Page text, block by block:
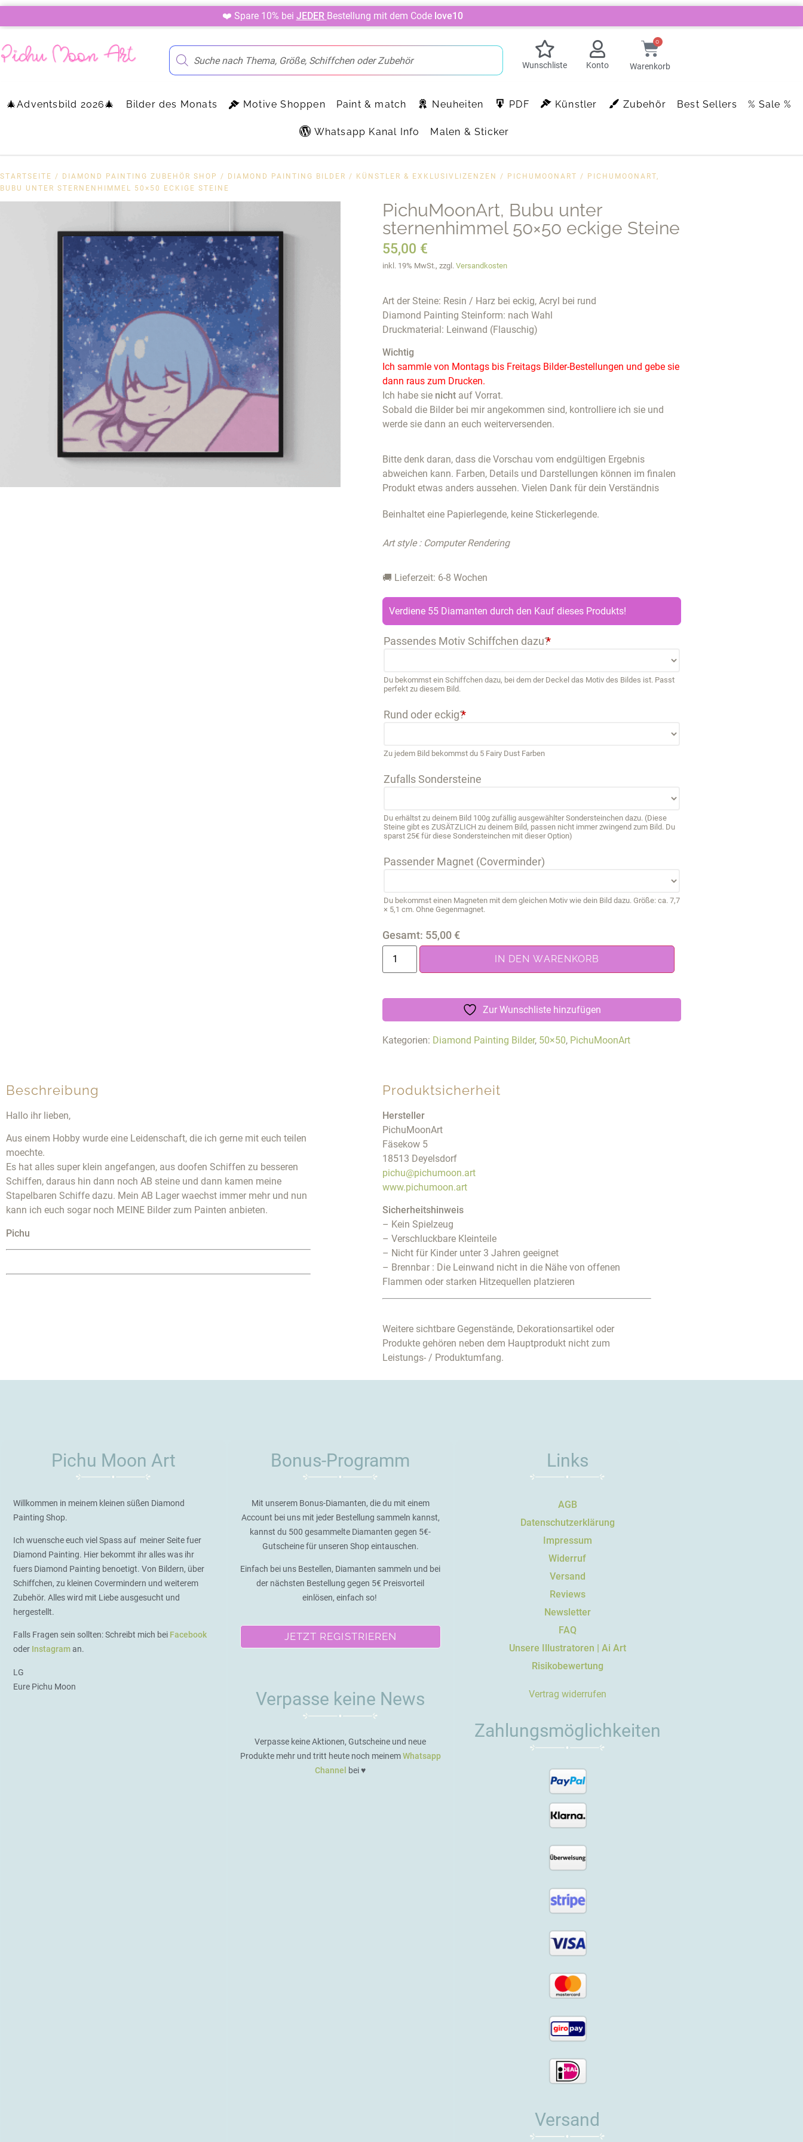
❤️ Spare 10% bei JEDER Bestellung mit dem Code love10
Wunschliste Konto
0
Warenkorb
🎄Adventsbild 2026🎄 Bilder des Monats Motive Shoppen Paint & match Neuheiten PDF Künstler Zubehör Best Sellers % Sale %
Whatsapp Kanal Info Malen & Sticker
STARTSEITE / DIAMOND PAINTING ZUBEHÖR SHOP / DIAMOND PAINTING BILDER / KÜNSTLER & EXKLUSIVLIZENZEN / PICHUMOONART / PICHUMOONART,
BUBU UNTER STERNENHIMMEL 50×50 ECKIGE STEINE
PichuMoonArt, Bubu unter
sternenhimmel 50×50 eckige Steine
55,00 €
inkl. 19% MwSt., zzgl. Versandkosten
Art der Steine: Resin / Harz bei eckig, Acryl bei rund
Diamond Painting Steinform: nach Wahl
Druckmaterial: Leinwand (Flauschig)
Wichtig
Ich sammle von Montags bis Freitags Bilder-Bestellungen und gebe sie
dann raus zum Drucken.
Ich habe sie nicht auf Vorrat.
Sobald die Bilder bei mir angekommen sind, kontrolliere ich sie und
werde sie dann an euch weiterversenden.
Bitte denk daran, dass die Vorschau vom endgültigen Ergebnis
abweichen kann. Farben, Details und Darstellungen können im finalen
Produkt etwas anders aussehen. Vielen Dank für dein Verständnis
Beinhaltet eine Papierlegende, keine Stickerlegende.
Art style : Computer Rendering
🚚 Lieferzeit: 6-8 Wochen
Verdiene 55 Diamanten durch den Kauf dieses Produkts!
Passendes Motiv Schiffchen dazu?*
Du bekommst ein Schiffchen dazu, bei dem der Deckel das Motiv des Bildes ist. Passt
perfekt zu diesem Bild.
Rund oder eckig?*
Zu jedem Bild bekommst du 5 Fairy Dust Farben
Zufalls Sondersteine
Du erhältst zu deinem Bild 100g zufällig ausgewählter Sondersteinchen dazu. (Diese
Steine gibt es ZUSÄTZLICH zu deinem Bild, passen nicht immer zwingend zum Bild. Du
sparst 25€ für diese Sondersteinchen mit dieser Option)
Passender Magnet (Coverminder)
Du bekommst einen Magneten mit dem gleichen Motiv wie dein Bild dazu. Größe: ca. 7,7
× 5,1 cm. Ohne Gegenmagnet.
Gesamt: 55,00 €
IN DEN WARENKORB
Zur Wunschliste hinzufügen
Kategorien: Diamond Painting Bilder, 50×50, PichuMoonArt
Beschreibung
Hallo ihr lieben,
Aus einem Hobby wurde eine Leidenschaft, die ich gerne mit euch teilen
moechte.
Es hat alles super klein angefangen, aus doofen Schiffen zu besseren
Schiffen, daraus hin dann noch AB steine und dann kamen meine
Stapelbaren Schiffe dazu. Mein AB Lager waechst immer mehr und nun
kann ich euch sogar noch MEINE Bilder zum Painten anbieten.
Pichu
Produktsicherheit
Hersteller
PichuMoonArt
Fäsekow 5
18513 Deyelsdorf
pichu@pichumoon.art
www.pichumoon.art
Sicherheitshinweis
– Kein Spielzeug
– Verschluckbare Kleinteile
– Nicht für Kinder unter 3 Jahren geeignet
– Brennbar : Die Leinwand nicht in die Nähe von offenen
Flammen oder starken Hitzequellen platzieren
Weitere sichtbare Gegenstände, Dekorationsartikel oder
Produkte gehören neben dem Hauptprodukt nicht zum
Leistungs- / Produktumfang.
Pichu Moon Art
Willkommen in meinem kleinen süßen Diamond
Painting Shop.
Ich wuensche euch viel Spass auf meiner Seite fuer
Diamond Painting. Hier bekommt ihr alles was ihr
fuers Diamond Painting benoetigt. Von Bildern, über
Schiffchen, zu kleinen Covermindern und weiterem
Zubehör. Alles wird mit Liebe ausgesucht und
hergestellt.
Falls Fragen sein sollten: Schreibt mich bei Facebook
oder Instagraman.
LG
Eure Pichu Moon
Bonus-Programm
Mit unserem Bonus-Diamanten, die du mit einem
Account bei uns mit jeder Bestellung sammeln kannst,
kannst du 500 gesammelte Diamanten gegen 5€-
Gutscheine für unseren Shop eintauschen.
Einfach bei uns Bestellen, Diamanten sammeln und bei
der nächsten Bestellung gegen 5€ Preisvorteil
einlösen, einfach so!
JETZT REGISTRIEREN
Verpasse keine News
Verpasse keine Aktionen, Gutscheine und neue
Produkte mehr und tritt heute noch meinemWhatsapp
Channel
bei ♥️
Links
AGB
Datenschutzerklärung
Impressum
Widerruf
Versand
Reviews
Newsletter
FAQ
Unsere Illustratoren | Ai Art
Risikobewertung
Vertrag widerrufen
Zahlungsmöglichkeiten
Versand